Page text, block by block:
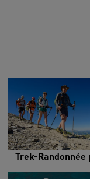
Trek-Randonnée